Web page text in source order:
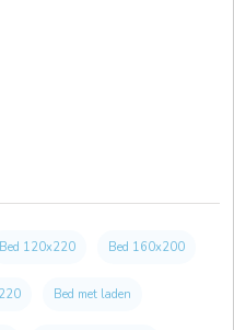
Bed 120x220 Bed 160x200
Bed met laden